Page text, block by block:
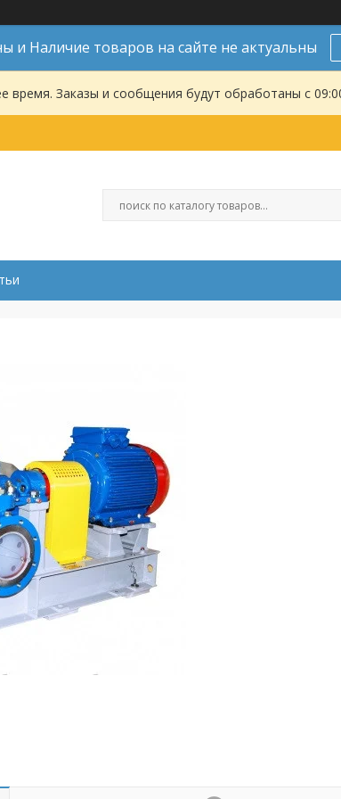
и Наличие товаров на сайте не актуальны
время. Заказы и сообщения будут обработаны с